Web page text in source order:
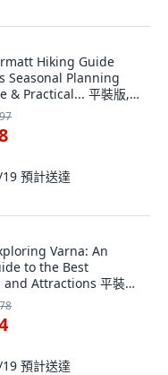
Hiking Guide
Seasonal Planning
& Practical... 平裝版,
Published, 英文
預計送達
Varna: An
to the Best
Attractions 平裝版,
Published, 英文
預計送達